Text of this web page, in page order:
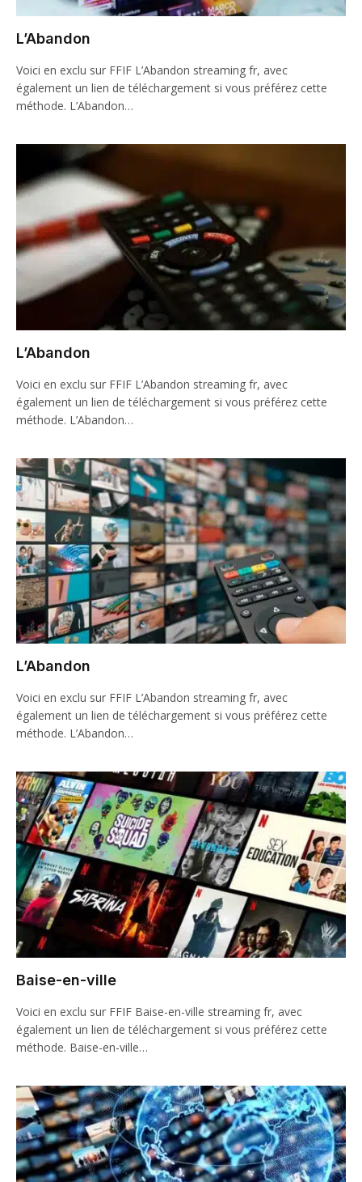
L’Abandon
Voici en exclu sur FFIF L’Abandon streaming fr, avec
également un lien de téléchargement si vous préférez cette
méthode. L’Abandon…
L’Abandon
Voici en exclu sur FFIF L’Abandon streaming fr, avec
également un lien de téléchargement si vous préférez cette
méthode. L’Abandon…
L’Abandon
Voici en exclu sur FFIF L’Abandon streaming fr, avec
également un lien de téléchargement si vous préférez cette
méthode. L’Abandon…
Baise-en-ville
Voici en exclu sur FFIF Baise-en-ville streaming fr, avec
également un lien de téléchargement si vous préférez cette
méthode. Baise-en-ville…